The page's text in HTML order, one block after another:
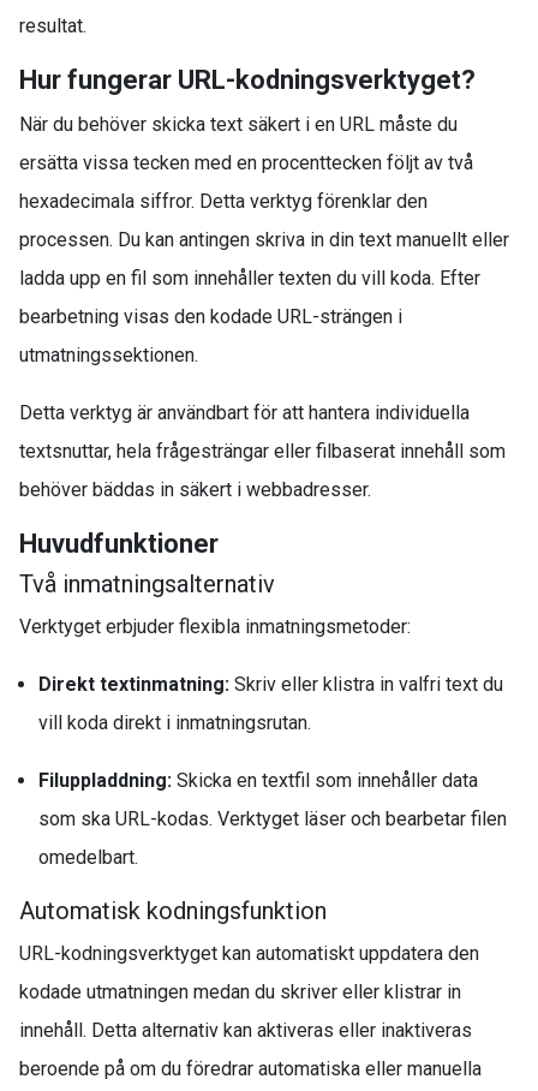
resultat.
Hur fungerar URL-kodningsverktyget?
När du behöver skicka text säkert i en URL måste du
ersätta vissa tecken med en procenttecken följt av två
hexadecimala siffror. Detta verktyg förenklar den
processen. Du kan antingen skriva in din text manuellt eller
ladda upp en fil som innehåller texten du vill koda. Efter
bearbetning visas den kodade URL-strängen i
utmatningssektionen.
Detta verktyg är användbart för att hantera individuella
textsnuttar, hela frågesträngar eller filbaserat innehåll som
behöver bäddas in säkert i webbadresser.
Huvudfunktioner
Två inmatningsalternativ
Verktyget erbjuder flexibla inmatningsmetoder:
Direkt textinmatning: Skriv eller klistra in valfri text du
vill koda direkt i inmatningsrutan.
Filuppladdning: Skicka en textfil som innehåller data
som ska URL-kodas. Verktyget läser och bearbetar filen
omedelbart.
Automatisk kodningsfunktion
URL-kodningsverktyget kan automatiskt uppdatera den
kodade utmatningen medan du skriver eller klistrar in
innehåll. Detta alternativ kan aktiveras eller inaktiveras
beroende på om du föredrar automatiska eller manuella